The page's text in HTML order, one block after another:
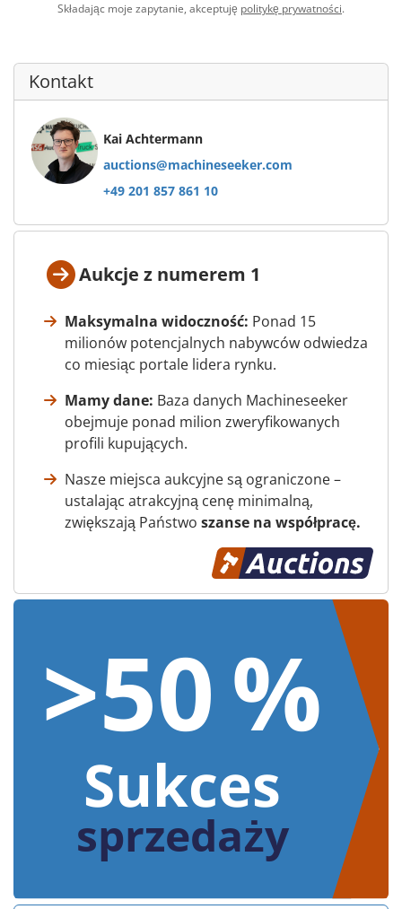
Składając moje zapytanie, akceptuję politykę prywatności.
Kontakt
Kai Achtermann
auctions@machineseeker.com
+49 201 857 861 10
Aukcje z numerem 1
Maksymalna widoczność: Ponad 15
milionów potencjalnych nabywców odwiedza
co miesiąc portale lidera rynku.
Mamy dane: Baza danych Machineseeker
obejmuje ponad milion zweryfikowanych
profili kupujących.
Nasze miejsca aukcyjne są ograniczone –
ustalając atrakcyjną cenę minimalną,
zwiększają Państwo szanse na współpracę.
>50 %
Sukces
sprzedaży